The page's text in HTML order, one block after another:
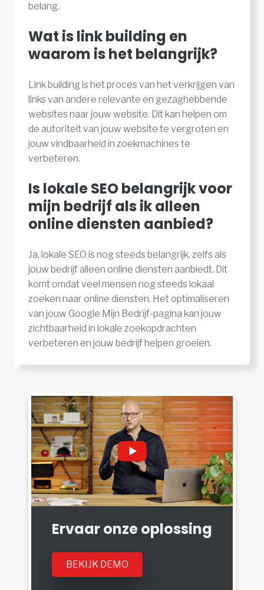
belang.
Wat is link building en
waarom is het belangrijk?
Link building is het proces van het verkrijgen van
links van andere relevante en gezaghebbende
websites naar jouw website. Dit kan helpen om
de autoriteit van jouw website te vergroten en
jouw vindbaarheid in zoekmachines te
verbeteren.
Is lokale SEO belangrijk voor
mijn bedrijf als ik alleen
online diensten aanbied?
Ja, lokale SEO is nog steeds belangrijk, zelfs als
jouw bedrijf alleen online diensten aanbiedt. Dit
komt omdat veel mensen nog steeds lokaal
zoeken naar online diensten. Het optimaliseren
van jouw Google Mijn Bedrijf-pagina kan jouw
zichtbaarheid in lokale zoekopdrachten
verbeteren en jouw bedrijf helpen groeien.
Ervaar onze oplossing
BEKIJK DEMO